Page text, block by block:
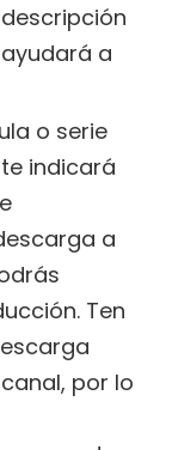
a
o serie
indicará
a
Ten
por lo